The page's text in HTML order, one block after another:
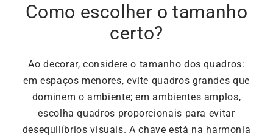
Como escolher o tamanho
certo?
Ao decorar, considere o tamanho dos quadros:
em espaços menores, evite quadros grandes que
dominem o ambiente; em ambientes amplos,
escolha quadros proporcionais para evitar
desequilíbrios visuais. A chave está na harmonia